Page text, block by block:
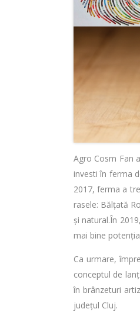
Agro Cosm Fan
investi în ferma
2017, ferma a
rasele: Bălțată
și natural.În
mai bine
Ca urmare,
conceptul de
în brânzeturi
județul Cluj.